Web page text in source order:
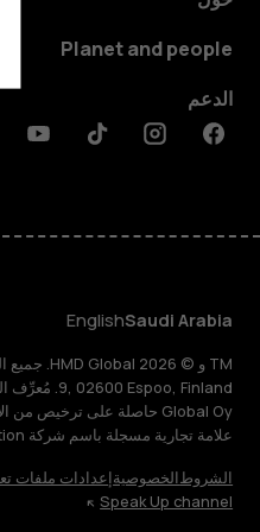
Planet and people
الدعم
Facebook
Instagram
Tiktok
Saudi Arabia
English
علامة تجارية مسجلة باسم شركة Nokia Corporation.
الشروطالخصوصيةإعدادات ملفات
Speak Up channel